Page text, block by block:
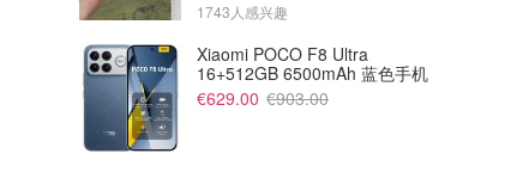
1743人感兴趣
Xiaomi POCO F8 Ultra
16+512GB 6500mAh 蓝色手机
€629.00 €903.00